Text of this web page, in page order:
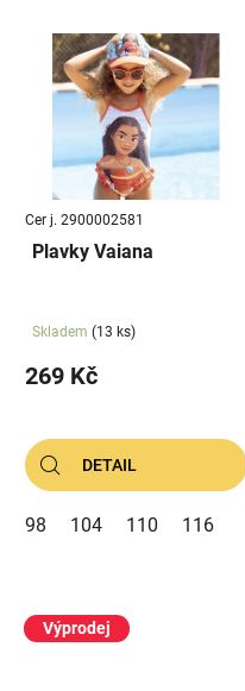
Cer j. 2900002581
Plavky Vaiana
Skladem (13 ks)
269 Kč
DETAIL
98 104 110 116
Výprodej